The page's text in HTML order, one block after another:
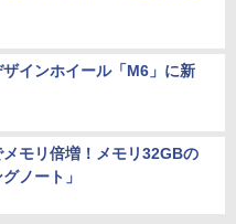
インホイール「M6」に新
モリ倍増！メモリ32GBの
ノート」